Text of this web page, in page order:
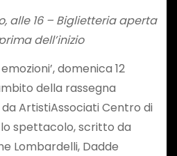
alle 16 – Biglietteria aperta
dell’inizio
domenica 12
della rassegna
ArtistiAssociati Centro di
spettacolo, scritto da
Lombardelli, Dadde